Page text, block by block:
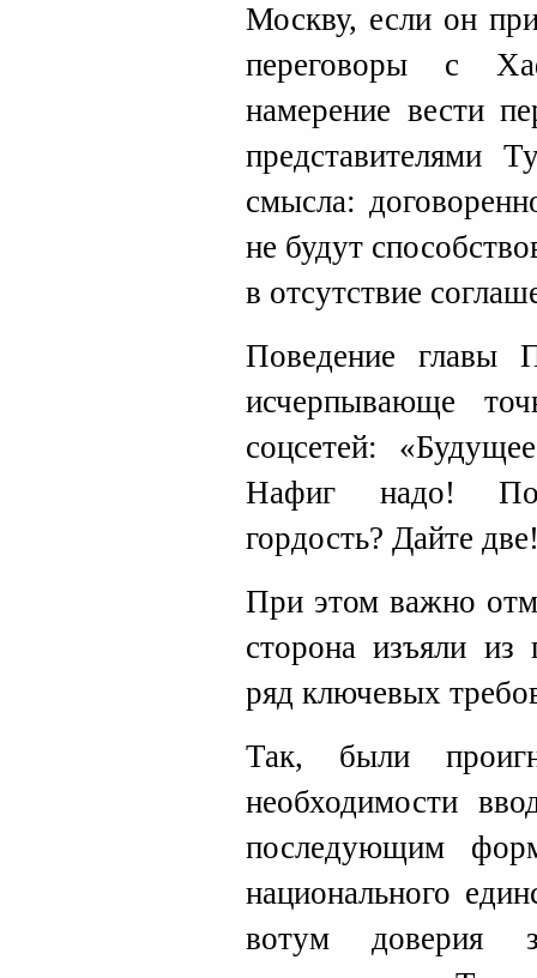
Москву, если он
переговоры с
намерение вести
представителями
смысла:
не будут
в отсутствие
Поведение главы
исчерпывающе
соцсетей:
Нафиг надо!
гордость? Дайте
При этом важно
сторона изъяли из
ряд ключевых
Так, были
необходимости
последующим
национального
вотум доверия